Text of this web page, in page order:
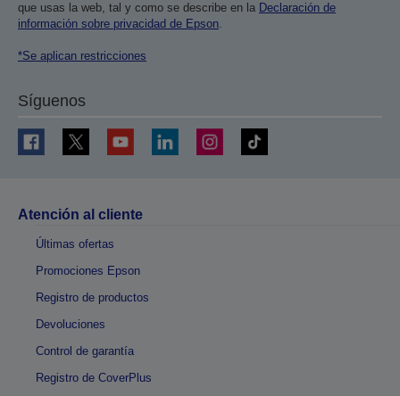
que usas la web, tal y como se describe en la Declaración de
información sobre privacidad de Epson.
*Se aplican restricciones
Síguenos
Atención al cliente
Últimas ofertas
Promociones Epson
Registro de productos
Devoluciones
Control de garantía
Registro de CoverPlus